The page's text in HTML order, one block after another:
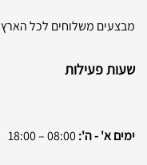
מבצעים משלוחים לכל הארץ
שעות פעילות
ימים א' - ה':